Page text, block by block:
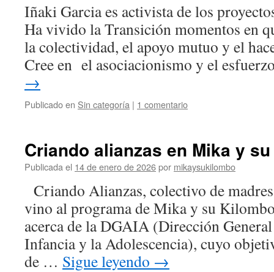
Iñaki Garcia es activista de los
Ha vivido la Transición momentos en
la colectividad, el apoyo mutuo y el
Cree en el asociacionismo y el
→
Publicado en Sin categoría | 1 comentario
Criando alianzas en Mika y
Publicada el 14 de enero de 2026por mikaysukilombo
Criando Alianzas, colectivo de
vino al programa de Mika y su
acerca de la DGAIA (Dirección
Infancia y la Adolescencia), cuyo
de … Sigue leyendo →